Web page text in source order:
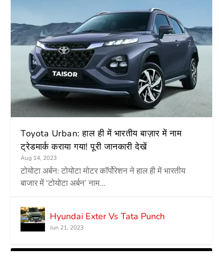
Toyota Urban: हाल ही में भारतीय बाज़ार में नाम
ट्रेडमार्क कराया गया! पूरी जानकारी देखें
Aug 14, 2023
टोयोटा अर्बन: टोयोटा मोटर कॉर्पोरेशन ने हाल ही में भारतीय
बाजार में ‘टोयोटा अर्बन’ नाम...
Hyundai Exter Vs Tata Punch
Jun 21, 2023